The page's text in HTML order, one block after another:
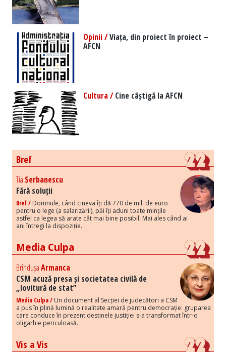
Opinii /Viața, din proiect în proiect –
AFCN
Cultura /Cine câștigă la AFCN
Bref
Tia Serbanescu
Fără soluții
Bref / Domnule, când cineva îți dă 770 de mil. de euro
pentru o lege (a salarizării), păi îți aduni toate mințile
astfel ca legea să arate cât mai bine posibil. Mai ales când ai
ani întregi la dispoziție.
Media Culpa
BrîndușaArmanca
CSM acuză presa și societatea civilă de
„lovitură de stat”
Media Culpa / Un document al Secției de judecători a CSM
a pus în plină lumină o realitate amară pentru democrație: gruparea
care conduce în prezent destinele justiției s-a transformat într-o
oligarhie periculoasă.
Vis a Vis